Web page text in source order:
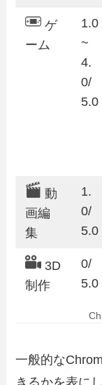
ゲ
ーム
1.0
~
4.
0/
5.0
動
画編
集
1.
0/
5.0
3D
制作
0/
5.0
一般的な
きるかを表に